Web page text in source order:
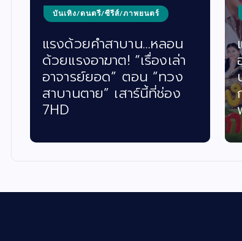
บันเทิง/ดนตรี/ซีรีส์/ภาพยนตร์
แรงด้วยคำสาบาน…หลอน
ด้วยแรงอาฆาต! “เรื่องเล่า
อาจารย์ยอด” ตอน “ทวง
สาบานตาย” เสาร์นี้ที่ช่อง
7HD